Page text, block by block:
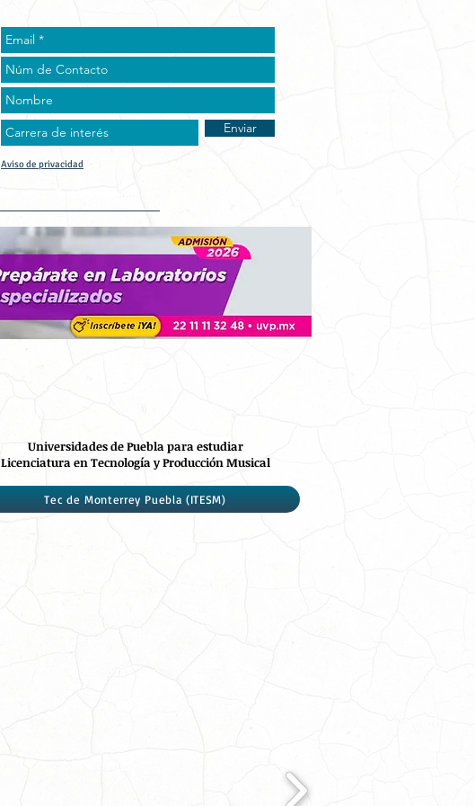
Enviar
Aviso de privacidad
Universidades de Puebla para estudiar
Licenciatura en Tecnología y Producción Musical
Tec de Monterrey Puebla (ITESM)